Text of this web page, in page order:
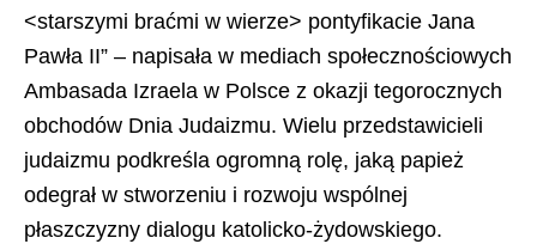
<starszymi braćmi w wierze> pontyfikacie Jana
Pawła II” – napisała w mediach społecznościowych
Ambasada Izraela w Polsce z okazji tegorocznych
obchodów Dnia Judaizmu. Wielu przedstawicieli
judaizmu podkreśla ogromną rolę, jaką papież
odegrał w stworzeniu i rozwoju wspólnej
płaszczyzny dialogu katolicko-żydowskiego.